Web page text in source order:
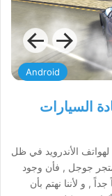
Android
السيارات
الأندرويد في ظل
متجر جوجل , فأن وجود
, و لأننا نهتم بأن